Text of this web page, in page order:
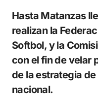
Hasta Matanzas llegó la visita nacional que
realizan la
Softbol, y la
con el fin de velar
de la estrategia
nacional.